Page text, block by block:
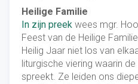
Heilige Familie
In zijn preek wees mgr.
Feest van de Heilige
Heilig Jaar niet los van
liturgische viering waarin
spreekt. Ze leiden ons